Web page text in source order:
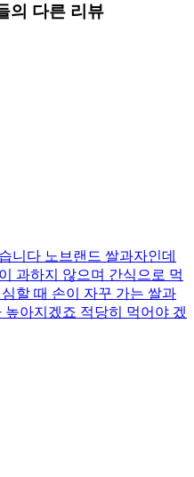
의 다른 리뷰
니다 노브랜드 쌀과자인데
과하지 않으며 간식으로 먹
할 때 손이 자꾸 가는 쌀과
아지겠죠 적당히 먹어야 겠